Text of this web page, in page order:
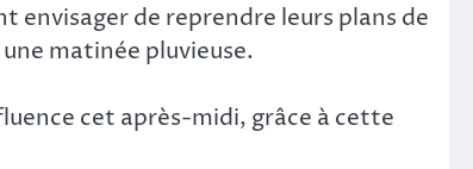
envisager de reprendre leurs plans de
matinée pluvieuse.
cet après-midi, grâce à cette